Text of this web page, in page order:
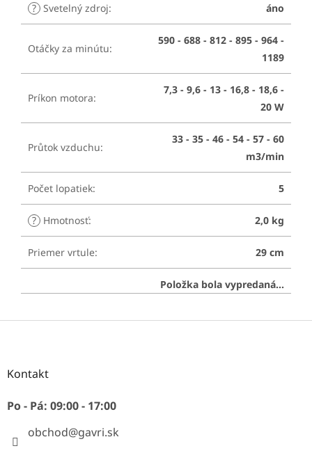
? Svetelný zdroj: áno
Otáčky za minútu:
590 - 688 - 812 - 895 - 964 -
1189
Príkon motora:
7,3 - 9,6 - 13 - 16,8 - 18,6 -
20 W
Průtok vzduchu:
33 - 35 - 46 - 54 - 57 - 60
m3/min
Počet lopatiek: 5
? Hmotnosť: 2,0 kg
Priemer vrtule: 29 cm
Položka bola vypredaná…
Z
Kontakt
Po - Pá: 09:00 - 17:00
obchod@gavri.sk